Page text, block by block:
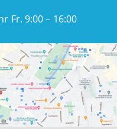
Fr. 9:00 – 16:00